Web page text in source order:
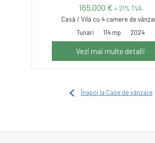
165,000 € + 21% TVA
Casă / Vilă cu 4 camere de
Tunari
114 mp 2024
Vezi mai multe detalii
Înapoi la Case de vânzare